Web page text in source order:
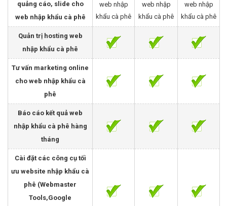
quảng cáo, slide cho
web nhập khẩu cà phê
web nhập
khẩu cà phê
web nhập
khẩu cà phê
web nhập
khẩu cà phê
Quản trị hosting web
nhập khẩu cà phê
Tư vấn marketing online
cho web nhập khẩu cà
phê
Báo cáo kết quả web
nhập khẩu cà phê hàng
tháng
Cài đặt các công cụ tối
ưu website nhập khẩu cà
phê (Webmaster
Tools,Google